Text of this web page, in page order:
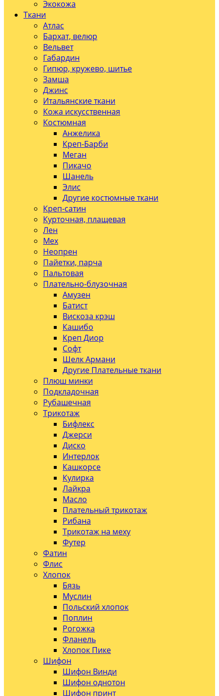
Экокожа
Ткани
Атлас
Бархат, велюр
Вельвет
Габардин
Гипюр, кружево, шитье
Замша
Джинс
Итальянские ткани
Кожа искусственная
Костюмная
Анжелика
Креп-Барби
Меган
Пикачо
Шанель
Элис
Другие костюмные ткани
Креп-сатин
Курточная, плащевая
Лен
Мех
Неопрен
Пайетки, парча
Пальтовая
Плательно-блузочная
Амузен
Батист
Вискоза крэш
Кашибо
Креп Диор
Софт
Шелк Армани
Другие Плательные ткани
Плюш минки
Подкладочная
Рубашечная
Трикотаж
Бифлекс
Джерси
Диско
Интерлок
Кашкорсе
Кулирка
Лайкра
Масло
Плательный трикотаж
Рибана
Трикотаж на меху
Футер
Фатин
Флис
Хлопок
Бязь
Муслин
Польский хлопок
Поплин
Рогожка
Фланель
Хлопок Пике
Шифон
Шифон Винди
Шифон однотон
Шифон принт